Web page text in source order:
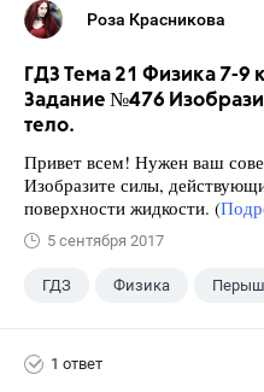
Роза Красникова
ГДЗ Тема 21 Физика 7-
Задание №476
тело.
Привет всем! Нужен ваш
Изобразите силы,
поверхности жидкости. (
5 сентября 2017
ГДЗ Физика
1 ответ